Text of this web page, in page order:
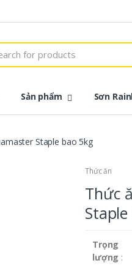
Sản phẩm Sơn
Staple bao 5kg
Thức ăn
Thức
Trọng
lượng :